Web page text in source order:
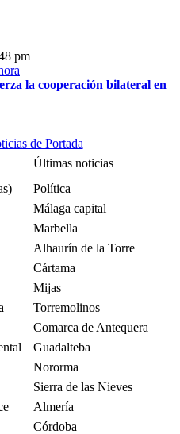
pm
la cooperación bilateral en
de Portada
Últimas noticias
Política
Málaga capital
Marbella
Alhaurín de la Torre
Cártama
Mijas
Torremolinos
Comarca de Antequera
Guadalteba
Nororma
Sierra de las Nieves
Almería
Córdoba